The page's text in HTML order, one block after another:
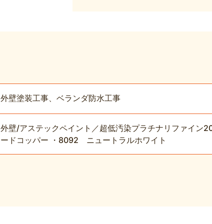
外壁塗装工事、ベランダ防水工事
外壁/アステックペイント／超低汚染プラチナリファイ
ードコッパー ・8092 ニュートラルホワイト